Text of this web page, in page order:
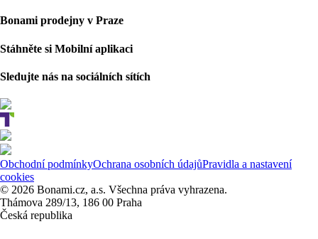
Bonami prodejny v Praze
Stáhněte si Mobilní aplikaci
Sledujte nás na sociálních sítích
Obchodní podmínkyOchrana osobních údajůPravidla a nastavení
cookies
© 2026 Bonami.cz, a.s. Všechna práva vyhrazena.
Thámova 289/13, 186 00 Praha
Česká republika